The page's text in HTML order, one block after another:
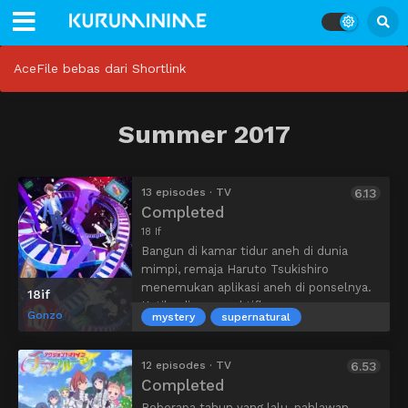
AceFile bebas dari Shortlink
Summer 2017
18if
Gonzo
13 episodes · TV
Completed
18 If
6.13
Bangun di kamar tidur aneh di dunia
mimpi, remaja Haruto Tsukishiro
menemukan aplikasi aneh di ponselnya.
Ketika dia mengaktifkan programnya,
seorang wanita aneh muncul dan
Untungnya, seorang gadis misterius
berambut putih memutuskan hubungan
mereka dan membantunya melarikan
mystery supernatural
12 episodes · TV
Completed
6.53